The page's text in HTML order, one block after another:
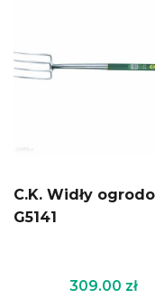
C.K. Widły
G5141
309.00 zł